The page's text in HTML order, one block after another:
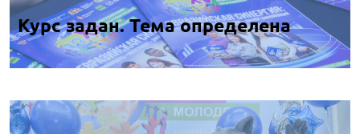
Курс задан. Тема определена